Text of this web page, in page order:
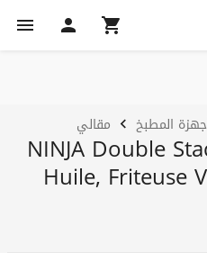
المطبخ مقالي
NINJA Double
Huile, Friteuse